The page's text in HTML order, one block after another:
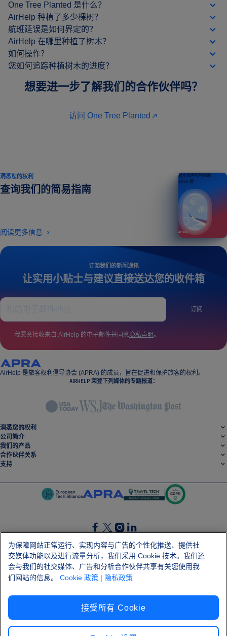
One Tree Planted 是什么？
AirHelp 种植了多少棵树？
航班延误是如何界定的？
AirHelp 在哪里种植了树木？
如何操作？
您如何追踪种植树木的进度？
想要进一步了解我们的合作伙伴吗？
访问 One Tree Planted
订阅我们的新闻通讯
让实用小贴士与建议直接送达您的收件箱
订阅
我愿意接收来自 AirHelp 的电子邮件并同意 隐私声明。
洞悉您的权利
查询我们的简易指南
阅读更多信息
航空旅客权利指南
2026 版
AirHelp 是旅客权利倡导协会 (APRA) 的成员，旨在促进和保护旅客的权利。
AIRHELP 荣登下列媒体的专题报道：
洞悉您的权利
公司简介
我们的产品
合作伙伴关系
支持
获取我们的免费应用程序
条款和条件
为保障网站正常运行、实现内容与广告的个性化推送、提供社
交媒体功能以及进行流量分析，我们采用 Cookie 技术。我们还
会与我们的社交媒体、广告和分析合作伙伴共享有关您使用我
们网站的信息。
Cookie 政策 | 隐私政策
接受所有 Cookie